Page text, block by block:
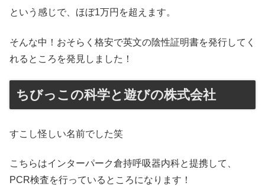
という感じで、ほぼ1万円を超えます。
そんな中！おそらく格安で英文の陰性証明書を発行してく
れるところを発見しました！
ちびっこの科学と遊びの株式会社
すこし怪しい名前でした笑
こちらはインターパーク倉持呼吸器内科と提携して、
PCR検査を行っているところになります！